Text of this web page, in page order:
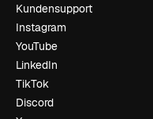
Kundensupport
Instagram
YouTube
LinkedIn
TikTok
Discord